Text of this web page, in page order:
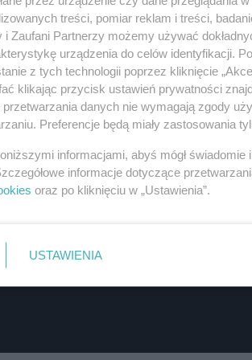
treści, pomiar reklam i treści,
Zaufani Partnerzy możemy używać
urządzenia do celów identyfikacji.
z tych technologii poprzez kliknięcie
klikając przycisk ustawień prywatności
przetwarzania danych nie wymagają zgody
Preferencje będą miały zastosowania
informacjami, abyś mógł
informacje dotyczące
oraz po kliknięciu w „Ustawienia”.
USTAWIENIA